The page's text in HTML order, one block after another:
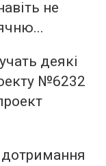
не
деякі
№6232